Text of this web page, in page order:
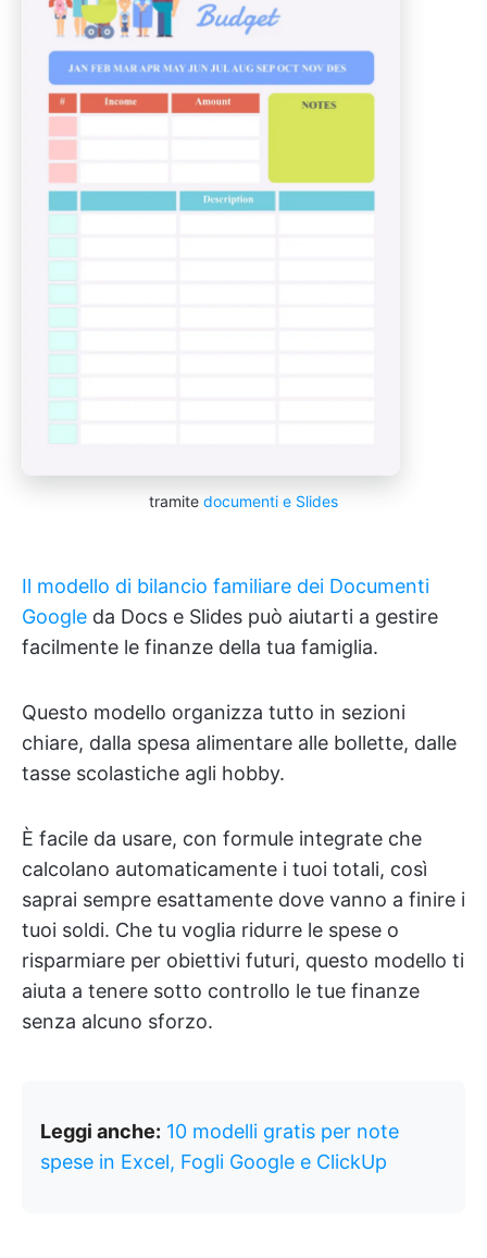
tramite documenti e Slides
Il modello di bilancio familiare dei Documenti
Google da Docs e Slides può aiutarti a gestire
facilmente le finanze della tua famiglia.
Questo modello organizza tutto in sezioni
chiare, dalla spesa alimentare alle bollette, dalle
tasse scolastiche agli hobby.
È facile da usare, con formule integrate che
calcolano automaticamente i tuoi totali, così
saprai sempre esattamente dove vanno a finire i
tuoi soldi. Che tu voglia ridurre le spese o
risparmiare per obiettivi futuri, questo modello ti
aiuta a tenere sotto controllo le tue finanze
senza alcuno sforzo.
Leggi anche: 10 modelli gratis per note
spese in Excel, Fogli Google e ClickUp